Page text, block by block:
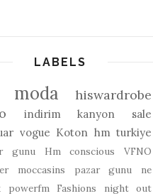
LABELS
moda
hiswardrobe
indirim kanyon
sale
vogue Koton hm turkiye
gunu Hm conscious
VFNO
moccasins
pazar gunu ne
powerfm
Fashions night out